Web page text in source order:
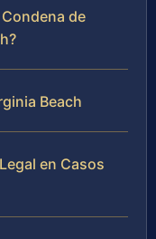
de
Beach
en Casos